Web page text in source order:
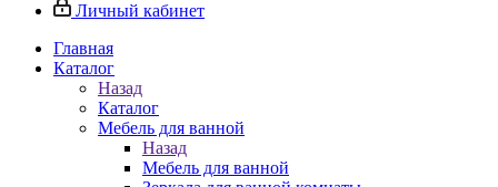
Личный кабинет
Главная
Каталог
Назад
Каталог
Мебель для ванной
Назад
Мебель для ванной